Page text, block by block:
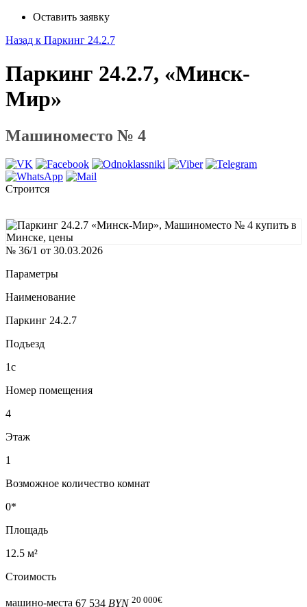
Оставить заявку
Назад к Паркинг 24.2.7
Паркинг 24.2.7, «Минск-
Мир»
Машиноместо № 4
Строится
№ 36/1 от 30.03.2026
Параметры
Наименование
Паркинг 24.2.7
Подъезд
1с
Номер помещения
4
Этаж
1
Возможное количество комнат
0*
Площадь
12.5 м²
Стоимость
машино-места 67 534 BYN 20 000€